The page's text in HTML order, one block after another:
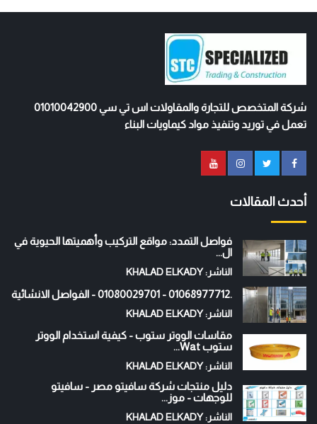
شركة المتخصص للتجارة والمقاولات اس تي سي 01010042900
تعمل في توريد وتنفيذ مواد كيماويات البناء
أحدث المقالات
فواصل التمدد: مواقع التركيب وأهميتها الحيوية في
ال...
الناشر: KHALAD ELKADY
.01068977712 - 01080029701 - الفواصل الانشائية
الناشر: KHALAD ELKADY
مقاسات الووتر ستوب - كيفية استخدام الووتر
ستوب Wat...
الناشر: KHALAD ELKADY
دليل منتجات شركة سافيتو مصر - سافيتو
للوجهات - موز...
الناشر: KHALAD ELKADY